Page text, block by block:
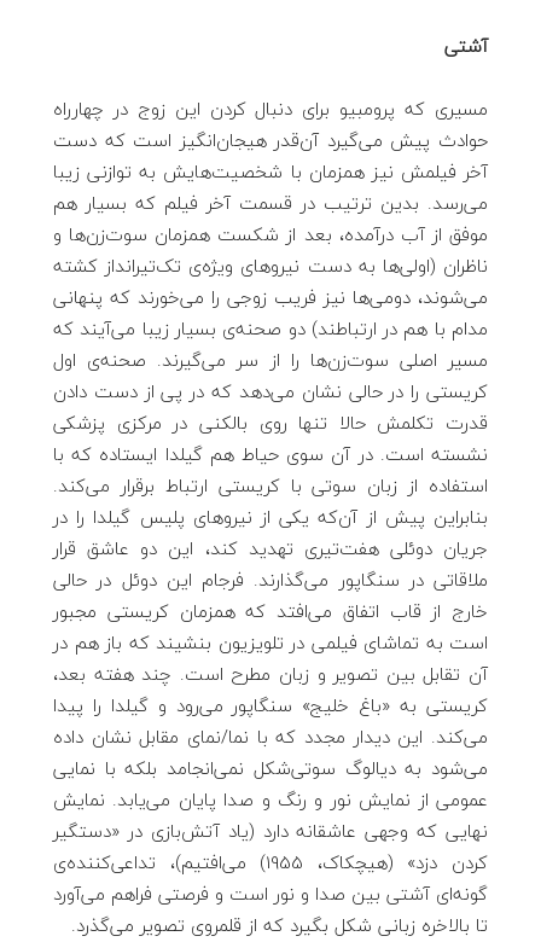
آشتی
مسیری که پرومبیو برای دنبال کردن این زوج در چهارراه
حوادث پیش می‌گیرد آن‌قدر هیجان‌انگیز است که دست‌
آخر فیلمش نیز همزمان با شخصیت‌هایش به توازنی زیبا
می‌رسد. بدین ترتیب در قسمت آخر فیلم که بسیار هم
موفق از آب درآمده، بعد از شکست همزمان سوت‌زن‌ها و
ناظران (اولی‌ها به دست نیروهای ویژه‌ی تک‌تیرانداز کشته
می‌شوند، دومی‌ها نیز فریب زوجی را می‌خورند که پنهانی
مدام با هم در ارتباطند) دو صحنه‌ی بسیار زیبا می‌آیند که
مسیر اصلی سوت‌زن‌ها را از سر می‌گیرند. صحنه‌ی اول
کریستی را در حالی نشان می‌دهد که در پی از دست دادن
قدرت تکلمش حالا تنها روی بالکنی در مرکزی پزشکی
نشسته است. در آن سوی حیاط هم گیلدا ایستاده که با
استفاده از زبان سوتی با کریستی ارتباط برقرار می‌کند.
بنابراین پیش از آن‌که یکی از نیروهای پلیس گیلدا را در
جریان دوئلی هفت‌تیری تهدید کند، این دو عاشق قرار
ملاقاتی در سنگاپور می‌گذارند. فرجام این دوئل در حالی
خارج از قاب اتفاق می‌افتد که همزمان کریستی مجبور
است به تماشای فیلمی در تلویزیون بنشیند که باز هم در
آن تقابل بین تصویر و زبان مطرح است. چند هفته بعد،
کریستی به «باغ خلیج» سنگاپور می‌رود و گیلدا را پیدا
می‌کند. این دیدار مجدد که با نما/نمای مقابل نشان داده
می‌شود به دیالوگ‌ سوتی‌شکل نمی‌انجامد بلکه با نمایی
عمومی از نمایش نور و رنگ و صدا پایان می‌یابد. نمایش
نهایی که وجهی عاشقانه دارد (یاد آتش‌بازی در «دستگیر
کردن دزد» (هیچکاک، 1955) می‌افتیم)، تداعی‌کننده‌ی
گونه‌ای آشتی بین صدا و نور است و فرصتی فراهم می‌آورد
تا بالاخره زبانی شکل بگیرد که از قلمروی تصویر می‌گذرد.